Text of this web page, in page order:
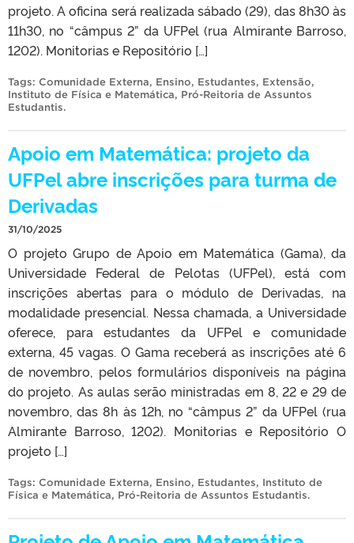
projeto. A oficina será realizada sábado (29), das 8h30 às
11h30, no “câmpus 2” da UFPel (rua Almirante Barroso,
1202). Monitorias e Repositório […]
Tags: Comunidade Externa, Ensino, Estudantes, Extensão,
Instituto de Física e Matemática, Pró-Reitoria de Assuntos
Estudantis.
Apoio em Matemática: projeto da
UFPel abre inscrições para turma de
Derivadas
31/10/2025
O projeto Grupo de Apoio em Matemática (Gama), da
Universidade Federal de Pelotas (UFPel), está com
inscrições abertas para o módulo de Derivadas, na
modalidade presencial. Nessa chamada, a Universidade
oferece, para estudantes da UFPel e comunidade
externa, 45 vagas. O Gama receberá as inscrições até 6
de novembro, pelos formulários disponíveis na página
do projeto. As aulas serão ministradas em 8, 22 e 29 de
novembro, das 8h às 12h, no “câmpus 2” da UFPel (rua
Almirante Barroso, 1202). Monitorias e Repositório O
projeto […]
Tags: Comunidade Externa, Ensino, Estudantes, Instituto de
Física e Matemática, Pró-Reitoria de Assuntos Estudantis.